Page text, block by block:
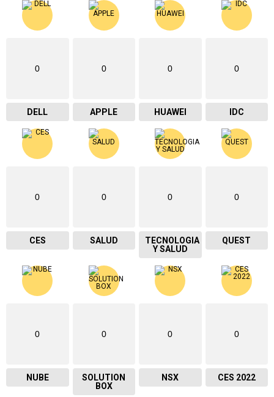
0
DELL
0
APPLE
0
HUAWEI
0
IDC
0
CES
0
SALUD
0
TECNOLOGIA
Y SALUD
0
QUEST
0
NUBE
0
SOLUTION
BOX
0
NSX
0
CES 2022